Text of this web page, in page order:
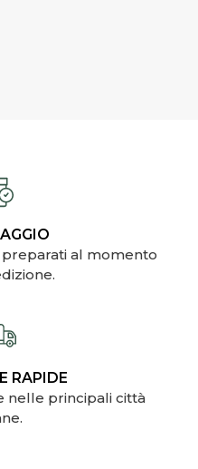
al momento
RAPIDE
nelle principali città